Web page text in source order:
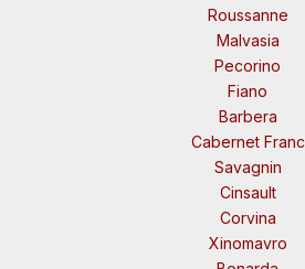
Roussanne
Malvasia
Pecorino
Fiano
Barbera
Cabernet Franc
Savagnin
Cinsault
Corvina
Xinomavro